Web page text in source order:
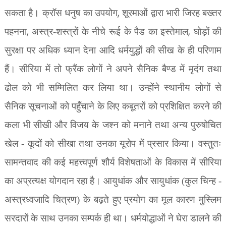
सकता है। क्रॉस धनुष का उपयोग,शूरमाओं द्वारा भारी जिरह बख्तर
पहनना,अस्त्र-शस्त्रों के नीचे रूई के पैड का इस्तेमाल, घोड़ों की
सुरक्षा पर अधिक ध्यान देना आदि धर्मयुद्धों की सीख के ही परिणाम
हैं। सीरिया में तो फ्रैंक लोगों ने अपने सैनिक बैण्ड में मृदंग तथा
ढोल को भी सम्मिलित कर लिया था। उन्होंने स्थानीय लोगों से
सैनिक सूचनाओं को पहुँचाने के लिए कबूतरों को प्रशिक्षित करने की
कला भी सीखी और विजय के जश्न को मनाने तथा अन्य पुरुषोचित
खेल - कूदों को सीखा तथा उनका यूरोप में प्रसार किया। वस्तुतः
सामन्तवाद की कई महत्त्वपूर्ण शौर्य विशेषताओं के विकास में सीरिया
का अप्रत्यक्ष योगदान रहा है। आयुधांक और सायुधांक (कुल चिन्ह -
अस्त्रध्वजादि चित्रण) के बढ़ते हुए प्रयोग का मूल कारण मुस्लिम
सरदारों के साथ उनका सम्पर्क ही था। धर्मयोद्धाओं ने घेरा डालने की